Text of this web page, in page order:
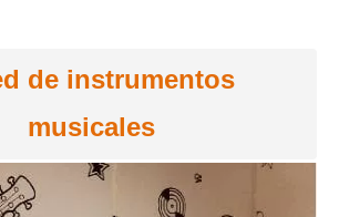
de instrumentos
musicales